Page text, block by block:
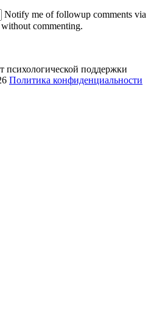
Notify me of followup comments via
without commenting.
поддержки
Политика конфиденциальности